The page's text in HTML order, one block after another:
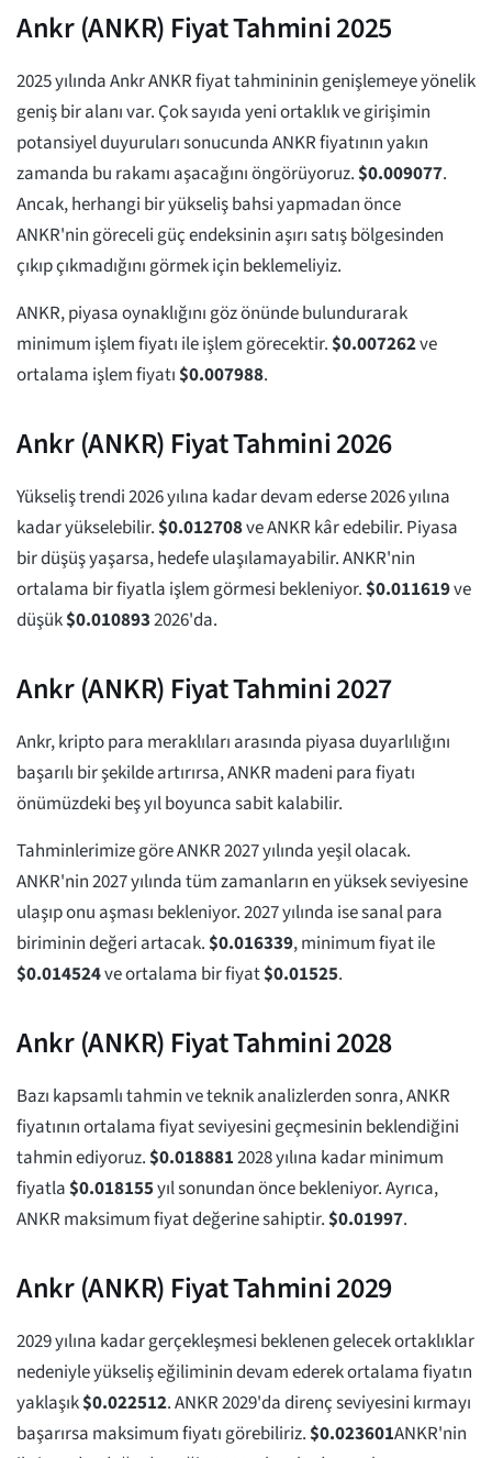
Ankr (ANKR) Fiyat Tahmini 2025
2025 yılında Ankr ANKR fiyat tahmininin genişlemeye yönelik
geniş bir alanı var. Çok sayıda yeni ortaklık ve girişimin
potansiyel duyuruları sonucunda ANKR fiyatının yakın
zamanda bu rakamı aşacağını öngörüyoruz.$0.009077.
Ancak, herhangi bir yükseliş bahsi yapmadan önce
ANKR'nin göreceli güç endeksinin aşırı satış bölgesinden
çıkıp çıkmadığını görmek için beklemeliyiz.
ANKR, piyasa oynaklığını göz önünde bulundurarak
minimum işlem fiyatı ile işlem görecektir.$0.007262ve
ortalama işlem fiyatı$0.007988.
Ankr (ANKR) Fiyat Tahmini 2026
Yükseliş trendi 2026 yılına kadar devam ederse 2026 yılına
kadar yükselebilir.$0.012708ve ANKR kâr edebilir. Piyasa
bir düşüş yaşarsa, hedefe ulaşılamayabilir. ANKR'nin
ortalama bir fiyatla işlem görmesi bekleniyor.$0.011619ve
düşük$0.0108932026'da.
Ankr (ANKR) Fiyat Tahmini 2027
Ankr, kripto para meraklıları arasında piyasa duyarlılığını
başarılı bir şekilde artırırsa, ANKR madeni para fiyatı
önümüzdeki beş yıl boyunca sabit kalabilir.
Tahminlerimize göre ANKR 2027 yılında yeşil olacak.
ANKR'nin 2027 yılında tüm zamanların en yüksek seviyesine
ulaşıp onu aşması bekleniyor. 2027 yılında ise sanal para
biriminin değeri artacak.$0.016339, minimum fiyat ile
$0.014524ve ortalama bir fiyat$0.01525.
Ankr (ANKR) Fiyat Tahmini 2028
Bazı kapsamlı tahmin ve teknik analizlerden sonra, ANKR
fiyatının ortalama fiyat seviyesini geçmesinin beklendiğini
tahmin ediyoruz.$0.0188812028 yılına kadar minimum
fiyatla$0.018155yıl sonundan önce bekleniyor. Ayrıca,
ANKR maksimum fiyat değerine sahiptir.$0.01997.
Ankr (ANKR) Fiyat Tahmini 2029
2029 yılına kadar gerçekleşmesi beklenen gelecek ortaklıklar
nedeniyle yükseliş eğiliminin devam ederek ortalama fiyatın
yaklaşık$0.022512. ANKR 2029'da direnç seviyesini kırmayı
başarırsa maksimum fiyatı görebiliriz.$0.023601ANKR'nin